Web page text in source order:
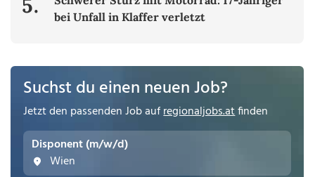
5.
bei Unfall in Klaffer verletzt
Suchst du einen neuen Job?
Jetzt den passenden Job aufregionaljobs.atfinden
Disponent (m/w/d)
Wien